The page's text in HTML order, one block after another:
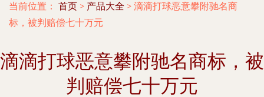
当前位置： 首页 > 产品大全 > 滴滴打球恶意攀附驰名商
标，被判赔偿七十万元
滴滴打球恶意攀附驰名商标，被
判赔偿七十万元